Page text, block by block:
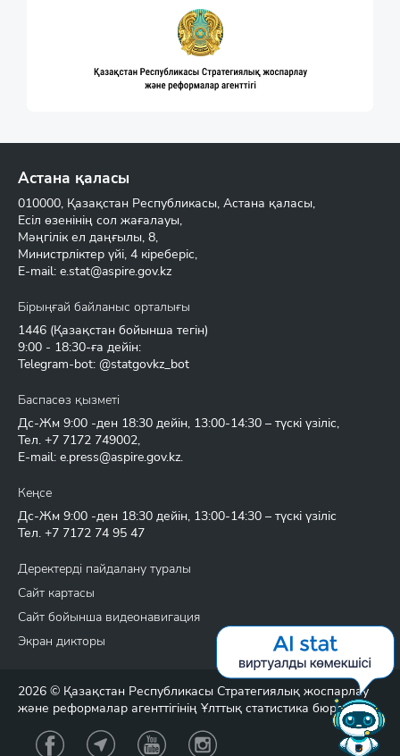
Астана қаласы
010000, Қазақстан Республикасы, Астана қаласы,
Есіл өзенінің сол жағалауы,
Мәңгілік ел даңғылы, 8,
Министрліктер үйі, 4 кіреберіс,
E-mail: e.stat@aspire.gov.kz
Бірыңғай байланыс орталығы
1446 (Қазақстан бойынша тегін)
9:00 - 18:30-ға дейін:
Telegram-bot: @statgovkz_bot
Баспасөз қызметі
Дс-Жм 9:00 -ден 18:30 дейін, 13:00-14:30 – түскі үзіліс,
Тел. +7 7172 749002,
E-mail: e.press@aspire.gov.kz.
Кеңсе
Дс-Жм 9:00 -ден 18:30 дейін, 13:00-14:30 – түскі үзіліс
Тел. +7 7172 74 95 47
Деректерді пайдалану туралы
Сайт картасы
Сайт бойынша видеонавигация
Экран дикторы
2026 © Қазақстан Республикасы Стратегиялық жоспарлау
және реформалар агенттігінің Ұлттық статистика бюросы